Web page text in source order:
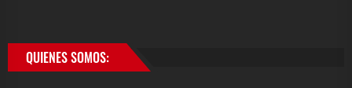
QUIENES SOMOS: